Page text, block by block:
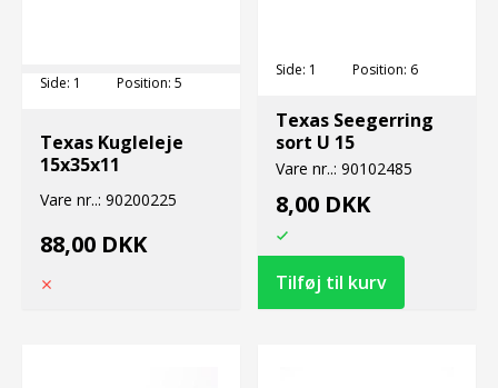
Side: 1 Position: 5
Texas Kugleleje
15x35x11
Vare nr..: 90200225
88,00 DKK
Side: 1 Position: 6
Texas Seegerring
sort U 15
Vare nr..: 90102485
8,00 DKK